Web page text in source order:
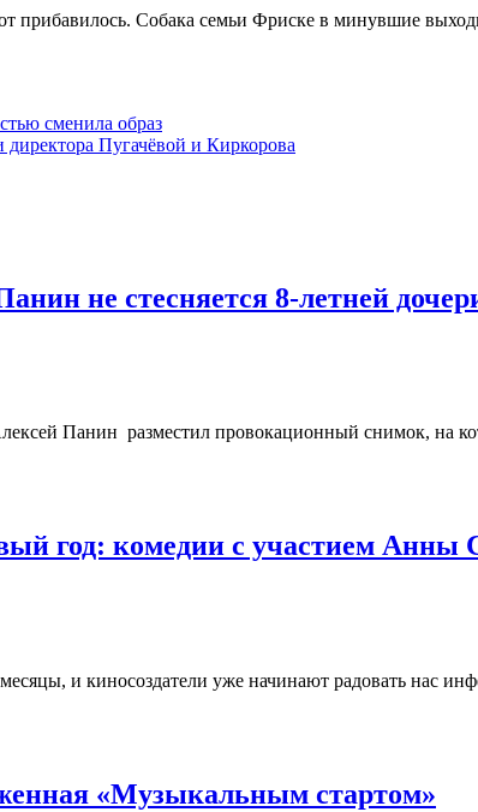
прибавилось. Собака семьи Фриске в минувшие
сменила образ
директора Пугачёвой и Киркорова
не стесняется 8-летней
Панин разместил провокационный снимок,
год: комедии с участием Анны
и киносоздатели уже начинают радовать нас
«Музыкальным стартом»